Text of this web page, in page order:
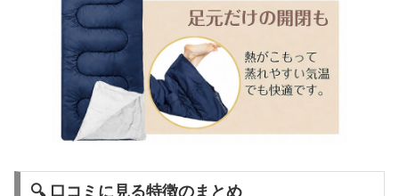
🔍 口コミに見る特徴のまとめ